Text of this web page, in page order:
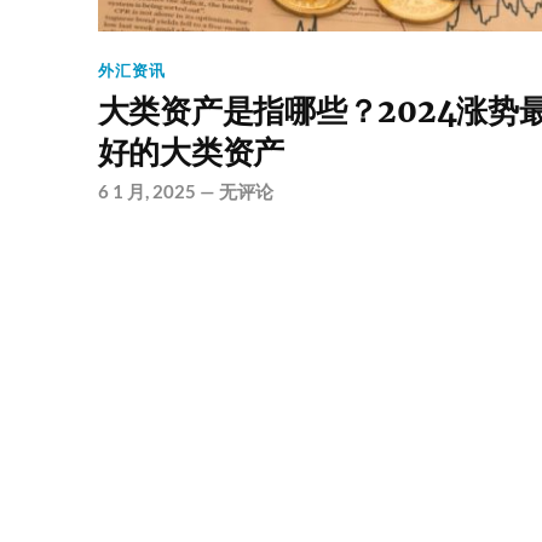
外汇资讯
大类资产是指哪些？2024涨势
好的大类资产
6 1 月, 2025 — 无评论